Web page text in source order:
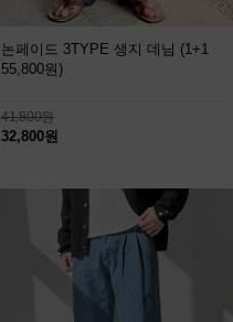
논페이드 3TYPE 생지 데님 (1+1
55,800원)
41,800원
32,800원